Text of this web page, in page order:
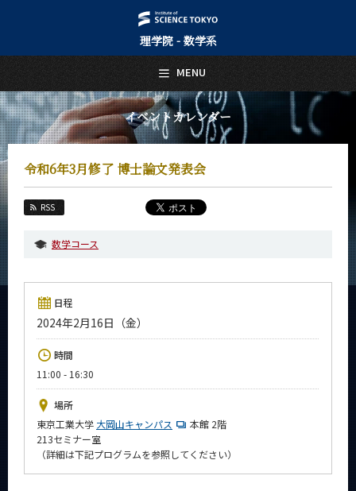
理学院 - 数学系
イベントカレンダー
令和6年3月修了 博士論文発表会
RSS
数学コース
日程
2024年2月16日（金）
時間
11:00 - 16:30
場所
東京工業大学 大岡山キャンパス
本館 2階
213セミナー室
（詳細は下記プログラムを参照してください）
MENU
日本語 English
トップページ
Top Page
数学系について
About Us
Education
入学案内
Admissions
数学系 News
イベントカレンダー
Event Calendar
今後のイベント